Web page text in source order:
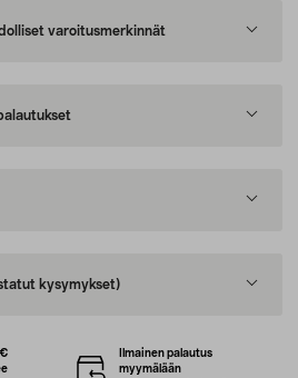
varoitusmerkinnät
kysymykset)
Ilmainen palautus
myymälään